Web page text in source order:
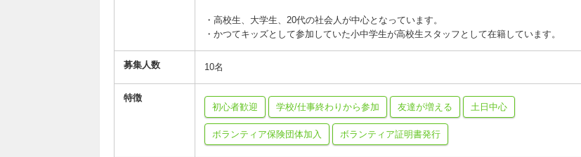
・高校生、大学生、20代の社会人が中心となっています。
・かつてキッズとして参加していた小中学生が高校生スタッフとして在籍しています。
募集人数 10名
特徴
初心者歓迎
学校/仕事終わりから参加 友達が増える 土日中心
ボランティア保険団体加入 ボランティア証明書発行